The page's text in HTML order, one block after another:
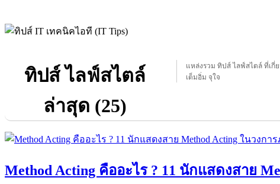
ทิปส์ ไลฟ์สไตล์
ล่าสุด (25)
แหล่งรวม ทิปส์ ไลฟ์สไตล์ ที่เกี่
เต็มอิ่ม จุใจ
Method Acting คืออะไร ? 11 นักแสดงสาย